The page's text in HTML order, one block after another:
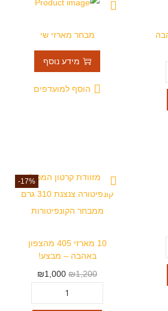
מבחר מארזי שי
מידע נוסף
הוסף למועדפים
-17%
10 מארזי 405 מהצפון
באהבה – מבצע!
₪1,200
₪1,000